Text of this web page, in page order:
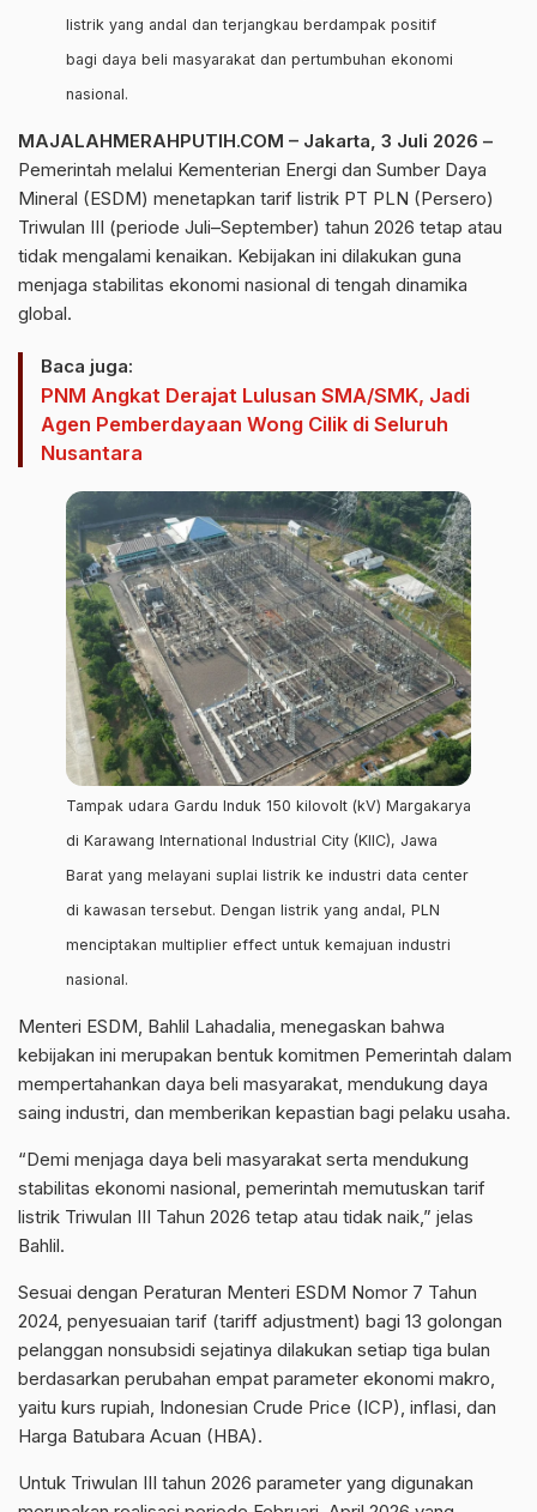
listrik yang andal dan terjangkau berdampak positif
bagi daya beli masyarakat dan pertumbuhan ekonomi
nasional.
MAJALAHMERAHPUTIH.COM – Jakarta, 3 Juli 2026 –
Pemerintah melalui Kementerian Energi dan Sumber Daya
Mineral (ESDM) menetapkan tarif listrik PT PLN (Persero)
Triwulan III (periode Juli–September) tahun 2026 tetap atau
tidak mengalami kenaikan. Kebijakan ini dilakukan guna
menjaga stabilitas ekonomi nasional di tengah dinamika
global.
Baca juga:
PNM Angkat Derajat Lulusan SMA/SMK, Jadi
Agen Pemberdayaan Wong Cilik di Seluruh
Nusantara
Tampak udara Gardu Induk 150 kilovolt (kV) Margakarya
di Karawang International Industrial City (KIIC), Jawa
Barat yang melayani suplai listrik ke industri data center
di kawasan tersebut. Dengan listrik yang andal, PLN
menciptakan multiplier effect untuk kemajuan industri
nasional.
Menteri ESDM, Bahlil Lahadalia, menegaskan bahwa
kebijakan ini merupakan bentuk komitmen Pemerintah dalam
mempertahankan daya beli masyarakat, mendukung daya
saing industri, dan memberikan kepastian bagi pelaku usaha.
“Demi menjaga daya beli masyarakat serta mendukung
stabilitas ekonomi nasional, pemerintah memutuskan tarif
listrik Triwulan III Tahun 2026 tetap atau tidak naik,” jelas
Bahlil.
Sesuai dengan Peraturan Menteri ESDM Nomor 7 Tahun
2024, penyesuaian tarif (tariff adjustment) bagi 13 golongan
pelanggan nonsubsidi sejatinya dilakukan setiap tiga bulan
berdasarkan perubahan empat parameter ekonomi makro,
yaitu kurs rupiah, Indonesian Crude Price (ICP), inflasi, dan
Harga Batubara Acuan (HBA).
Untuk Triwulan III tahun 2026 parameter yang digunakan